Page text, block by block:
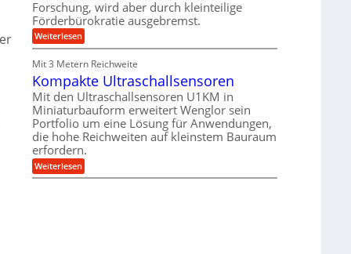
t
e
r
e
n
w
i
c
k
e
l
t
-
K
u
g
e
l
l
a
g
e
r
z
i
e
l
U
m
s
a
t
z
k
n
a
p
p
Forschung, wird aber durch kleinteilige
Förderbürokratie ausgebremst.
Weiterlesen:
M
s
c
h
i
n
e
n
b
a
u
:
Mit 3 Metern Reichweite
Kompakte Ultraschallsensoren
Mit den Ultraschallsensoren U1KM in
Miniaturbauform erweitert Wenglor sein
Portfolio um eine Lösung für Anwendungen,
die hohe Reichweiten auf kleinstem Bauraum
erfordern.
Weiterlesen:
K